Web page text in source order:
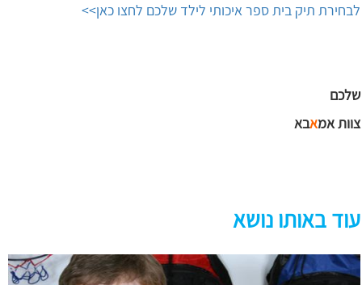
לבחירת תיק בית ספר איכותי לילד שלכם לחצו כאן>>
שלכם
צוות אמאבא
עוד באותו נושא